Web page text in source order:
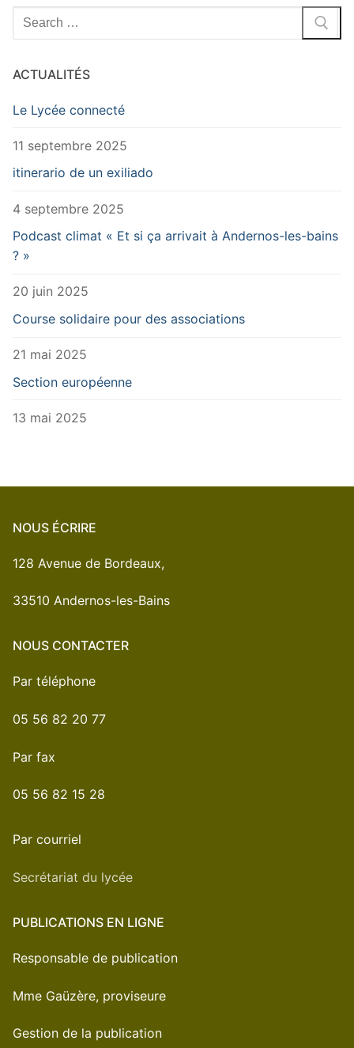
Rechercher
:
ACTUALITÉS
Le Lycée connecté
11 septembre 2025
itinerario de un exiliado
4 septembre 2025
Podcast climat « Et si ça arrivait à Andernos-les-bains
? »
20 juin 2025
Course solidaire pour des associations
21 mai 2025
Section européenne
13 mai 2025
NOUS ÉCRIRE
128 Avenue de Bordeaux,
33510 Andernos-les-Bains
NOUS CONTACTER
Par téléphone
05 56 82 20 77
Par fax
05 56 82 15 28
Par courriel
Secrétariat du lycée
PUBLICATIONS EN LIGNE
Responsable de publication
Mme Gaüzère, proviseure
Gestion de la publication